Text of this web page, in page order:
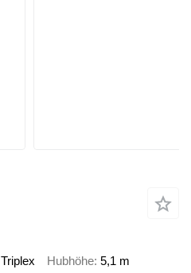
Triplex Hubhöhe 5,1 m